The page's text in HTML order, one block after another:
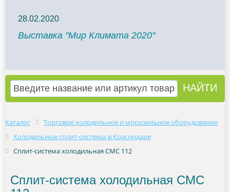
28.02.2020
Выставка "Мир Климата 2020"
Каталог
Торговое холодильное и морозильное оборудование
Холодильные сплит-системы в Краснодаре
Сплит-система холодильная СМС 112
Сплит-система холодильная СМС